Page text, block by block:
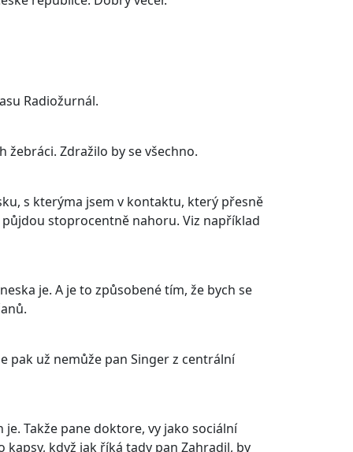
Radiožurnál.
žebráci. Zdražilo by se všechno.
s kterýma jsem v kontaktu, který přesně
stoprocentně nahoru. Viz například
je. A je to způsobené tím, že bych se
pak už nemůže pan Singer z centrální
Takže pane doktore, vy jako sociální
když jak říká tady pan Zahradil, by